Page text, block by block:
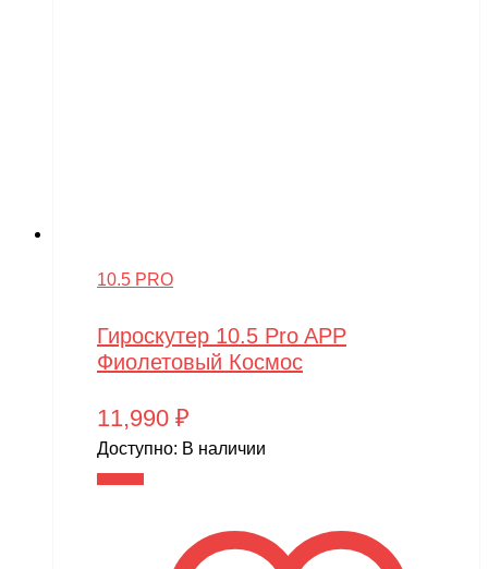
10.5 PRO
Гироскутер 10.5 Pro APP
Фиолетовый Космос
11,990 ₽
Доступно: В наличии